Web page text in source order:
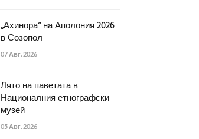
„Ахинора“ на Аполония 2026
в Созопол
07 Авг. 2026
Лято на паветата в
Националния етнографски
музей
05 Авг. 2026